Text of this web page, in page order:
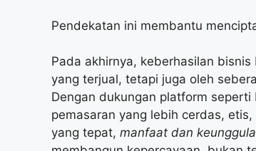
Pendekatan ini membantu
Pada akhirnya, keberhasilan
yang terjual, tetapi juga oleh
Dengan dukungan platform
pemasaran yang lebih cerdas,
yang tepat, manfaat dan